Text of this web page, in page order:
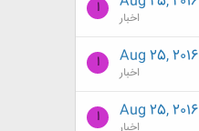
اخبار ا
Aug 25, 2016
اخبار ا
Aug 25, 2016
اخبار ا